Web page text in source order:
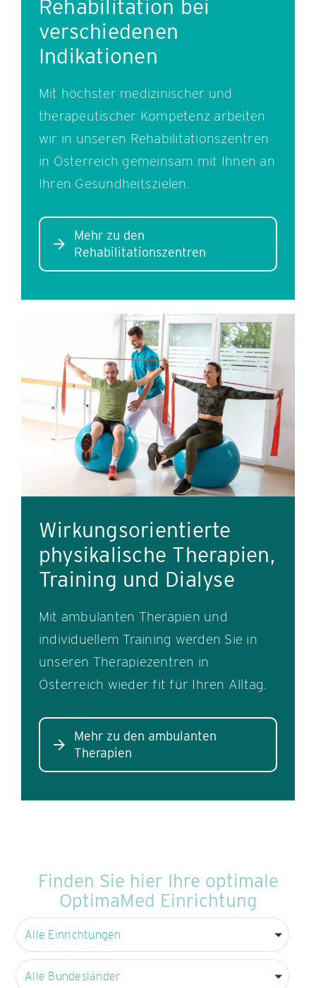
Rehabilitation bei
verschiedenen
Indikationen
Mit höchster medizinischer und
therapeutischer Kompetenz arbeiten
wir in unseren Rehabilitationszentren
in Österreich gemeinsam mit Ihnen an
Ihren Gesundheitszielen.
Mehr zu den
Rehabilitationszentren
Wirkungsorientierte
physikalische Therapien,
Training und Dialyse
Mit ambulanten Therapien und
individuellem Training werden Sie in
unseren Therapiezentren in
Österreich wieder fit für Ihren Alltag.
Mehr zu den ambulanten
Therapien
Finden Sie hier Ihre optimale
OptimaMed Einrichtung
Alle Einrichtungen
Alle Bundesländer